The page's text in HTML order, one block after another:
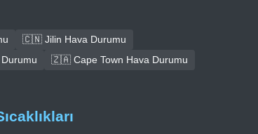
🇨🇳 Jilin Hava Durumu
🇿🇦 Cape Town Hava Durumu